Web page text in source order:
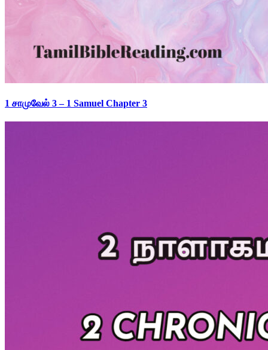
1 சாமுவேல் 3 – 1 Samuel Chapter 3